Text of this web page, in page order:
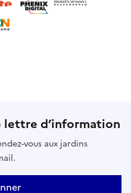
lettre d’information
vous aux jardins